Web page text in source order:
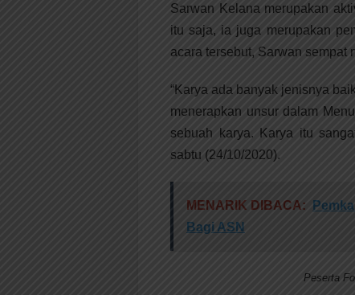
Sarwan Kelana merupakan
itu saja, ia juga merupakan
acara tersebut, Sarwan sempat
“Karya ada banyak jenisnya
menerapkan unsur dalam
sebuah karya. Karya itu
sabtu (24/10/2020).
MENARIK DIBACA:
Bagi ASN
Peserta